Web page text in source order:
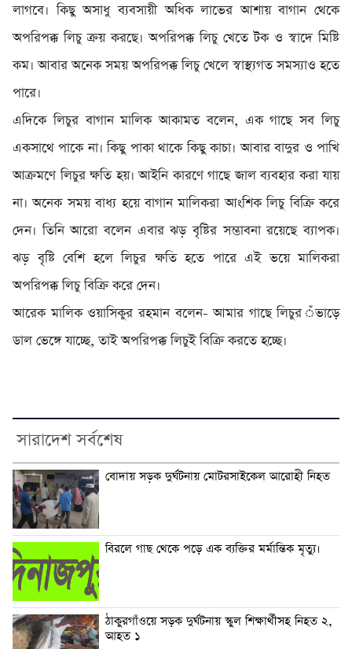
লাগবে। কিছু অসাধু ব্যবসায়ী অধিক লাভের আশায় বাগান থেকে
অপরিপক্ক লিচু ক্রয় করছে। অপরিপক্ক লিচু খেতে টক ও স্বাদে মিষ্টি
কম। আবার অনেক সময় অপরিপক্ক লিচু খেলে স্বাস্থ্যগত সমস্যাও হতে
পারে।
এদিকে লিচুর বাগান মালিক আকামত বলেন, এক গাছে সব লিচু
একসাথে পাকে না। কিছু পাকা থাকে কিছু কাচা। আবার বাদুর ও পাখি
আক্রমণে লিচুর ক্ষতি হয়। আইনি কারণে গাছে জাল ব্যবহার করা যায়
না। অনেক সময় বাধ্য হয়ে বাগান মালিকরা আংশিক লিচু বিক্রি করে
দেন। তিনি আরো বলেন এবার ঝড় বৃষ্টির সম্ভাবনা রয়েছে ব্যাপক।
ঝড় বৃষ্টি বেশি হলে লিচুর ক্ষতি হতে পারে এই ভয়ে মালিকরা
অপরিপক্ক লিচু বিক্রি করে দেন।
আরেক মালিক ওয়াসিকুর রহমান বলেন- আমার গাছে লিচুর ঁভাড়ে
ডাল ভেঙ্গে যাচ্ছে, তাই অপরিপক্ক লিচুই বিক্রি করতে হচ্ছে।
সারাদেশ সর্বশেষ
বোদায় সড়ক দুর্ঘটনায় মোটরসাইকেল আরোহী নিহত
বিরলে গাছ থেকে পড়ে এক ব্যক্তির মর্মান্তিক মৃত্যু।
ঠাকুরগাঁওয়ে সড়ক দুর্ঘটনায় স্কুল শিক্ষার্থীসহ নিহত ২,
আহত ১